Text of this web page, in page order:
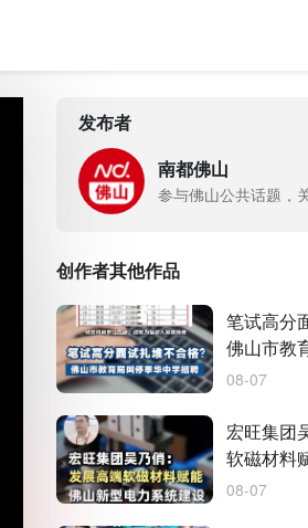
发布者
南都佛山
参与佛山公共话题，
创作者其他作品
笔试高分
佛山市教
招聘
08-07
宏旺集团
软磁材料
系统建设
08-07